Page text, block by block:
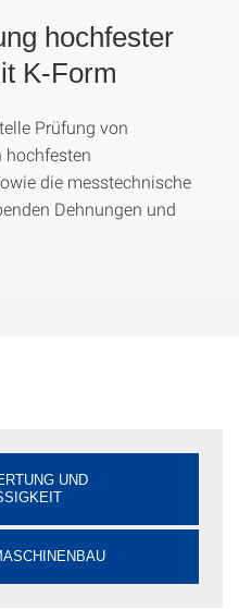
hochfester
K-Form
Prüfung von
hochfesten
die messtechnische
Dehnungen und
UND